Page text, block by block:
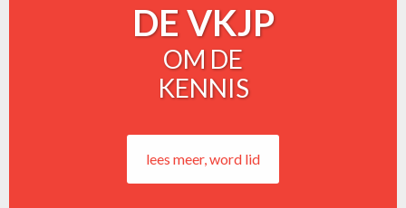
DE VKJP
OM DE
KENNIS
lees meer, word lid